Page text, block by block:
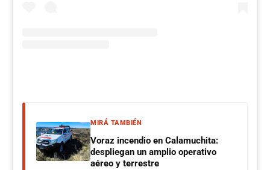
MIRÁ TAMBIÉN
Voraz incendio en Calamuchita:
despliegan un amplio operativo
aéreo y terrestre